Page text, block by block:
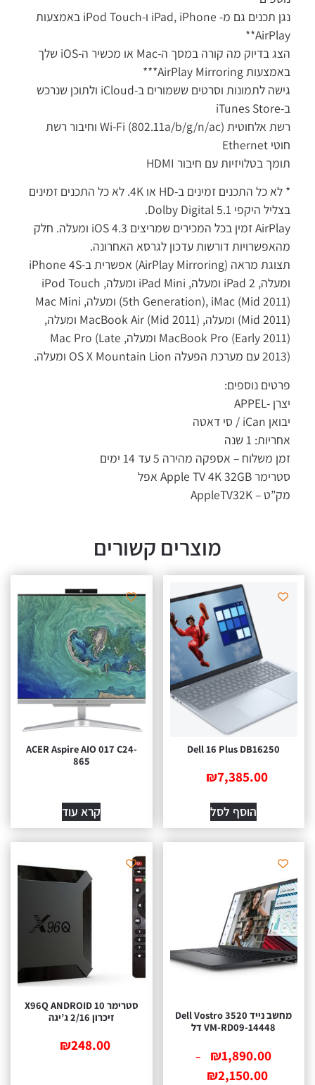
נגן תכנים גם מ- iPad, iPhone ו-iPod Touch באמצעות
AirPlay**
הצג בדיוק מה קורה במסך ה-Mac או מכשיר ה-iOS שלך
באמצעות AirPlay Mirroring***
גישה לתמונות וסרטים ששמורים ב-iCloud ולתוכן שנרכש
ב-iTunes Store
רשת אלחוטית (Wi-Fi (802.11a/b/g/n/ac וחיבור רשת
חוטי Ethernet
תומך בטלויזיות עם חיבור HDMI
* לא כל התכנים זמינים ב-HD או 4K. לא כל התכנים זמינים
בצליל היקפי Dolby Digital 5.1.
AirPlay זמין בכל המכירים שמריצים iOS 4.3 ומעלה. חלק
מהאפשרויות דורשות עדכון לגרסא האחרונה.
תצוגת מראה (AirPlay Mirroring) אפשרית ב-iPhone 4S
ומעלה, iPad 2 ומעלה, iPad Mini ומעלה, iPod Touch
(5th Generation), iMac (Mid 2011) ומעלה, Mac Mini
(Mid 2011) ומעלה, MacBook Air (Mid 2011) ומעלה,
MacBook Pro (Early 2011) ומעלה, Mac Pro (Late
2013) עם מערכת הפעלה OS X Mountain Lion ומעלה.
פרטים נוספים:
יצרן -APPEL
יבואן iCan / סי דאטה
אחריות: 1 שנה
זמן משלוח – אספקה מהירה 5 עד 14 ימים
סטרימר Apple TV 4K 32GB אפל
מק”ט – AppleTV32K
מוצרים קשורים
Dell 16 Plus DB16250
₪7,385.00
הוסף לסל
ACER Aspire AIO 017 C24-
865
קרא עוד
מחשב נייד Dell Vostro 3520
VM-RD09-14448 דל
₪1,890.00
–
₪2,150.00
סטרימר X96Q ANDROID 10
זיכרון 2/16 ג’יגה
₪248.00